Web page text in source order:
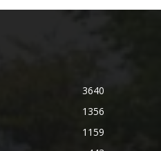
3640
1356
1159